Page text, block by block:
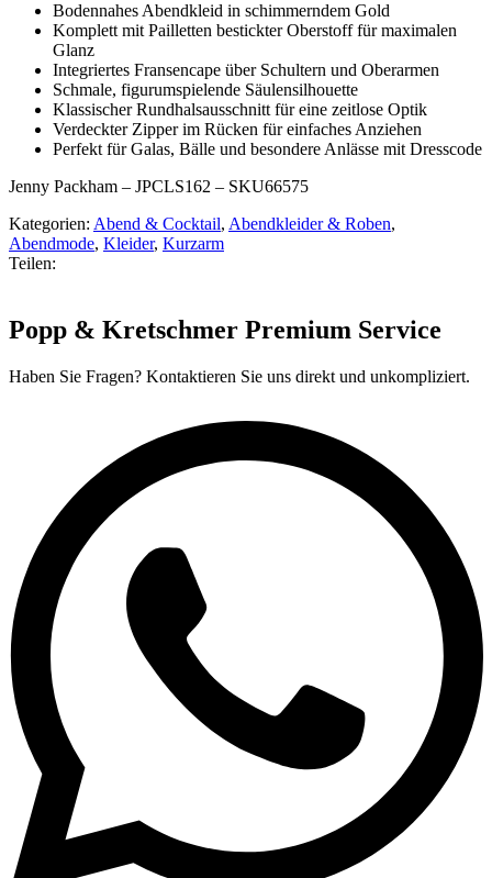
Bodennahes Abendkleid in schimmerndem Gold
Komplett mit Pailletten bestickter Oberstoff für maximalen
Glanz
Integriertes Fransencape über Schultern und Oberarmen
Schmale, figurumspielende Säulensilhouette
Klassischer Rundhalsausschnitt für eine zeitlose Optik
Verdeckter Zipper im Rücken für einfaches Anziehen
Perfekt für Galas, Bälle und besondere Anlässe mit Dresscode
Jenny Packham – JPCLS162 – SKU66575
Kategorien: Abend & Cocktail, Abendkleider & Roben,
Abendmode, Kleider, Kurzarm
Teilen:
Popp & Kretschmer Premium Service
Haben Sie Fragen? Kontaktieren Sie uns direkt und unkompliziert.